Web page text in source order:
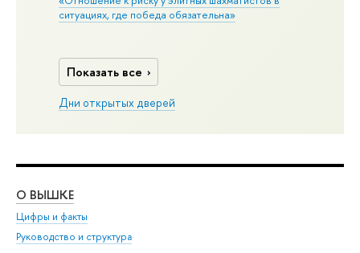
ситуациях, где победа обязательна»
Показать все
Дни открытых дверей
О ВЫШКЕ
Цифры и факты
Руководство и структура